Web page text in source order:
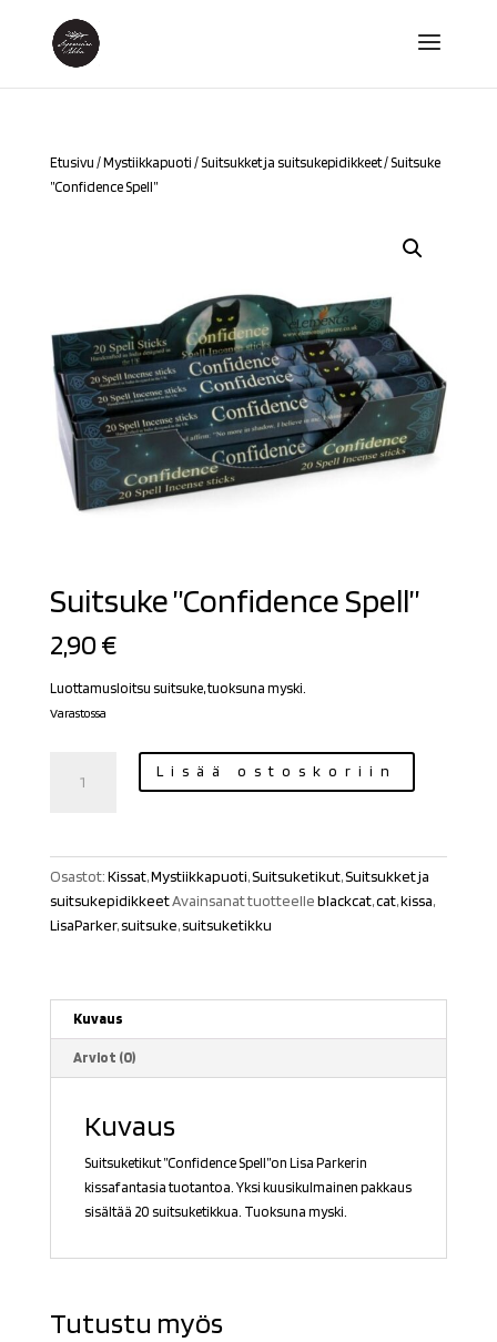
Etusivu /Mystiikkapuoti /Suitsukket ja suitsukepidikkeet/ Suitsuke
”Confidence Spell”
Suitsuke ”Confidence Spell”
2,90€
Luottamusloitsu suitsuke, tuoksuna myski.
Varastossa
"Confidence
Lisää ostoskoriin
Osastot:Kissat,Mystiikkapuoti,Suitsuketikut,Suitsukket ja
suitsukepidikkeetAvainsanat tuotteelleblackcat,cat,kissa,
LisaParker,suitsuke,suitsuketikku
Kuvaus
Arviot (0)
Kuvaus
Suitsuketikut ”Confidence Spell”on Lisa Parkerin
kissafantasia tuotantoa. Yksi kuusikulmainen pakkaus
sisältää 20 suitsuketikkua. Tuoksuna myski.
Tutustu myös